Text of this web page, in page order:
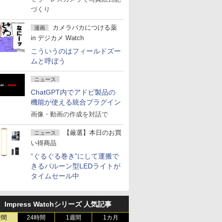
づくり
漫画
カメラバカにつける薬
in デジカメ Watch
こういうのはフィールドズー
ムと呼ぼう
ニュース
ChatGPT内でアドビ製品の
機能が使える統合プラグイン
画像・動画の作成を対話で
ニュース
【厳選】本日のお買
い得商品
“ぐるぐる巻き”にして運搬で
きるバルーン型LEDライトが
タイムセール中
Impress Watchシリーズ 人気記事
24時間 1週間 1カ月